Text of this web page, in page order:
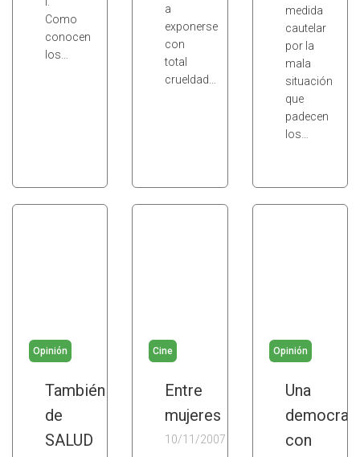
Como
conocen
los…
a
exponerse
con
total
crueldad…
medida
cautelar
por la
mala
situación
que
padecen
los…
Opinión
También
de
SALUD
Cine
Entre
mujeres
10/11/2007
Opinión
Una
con